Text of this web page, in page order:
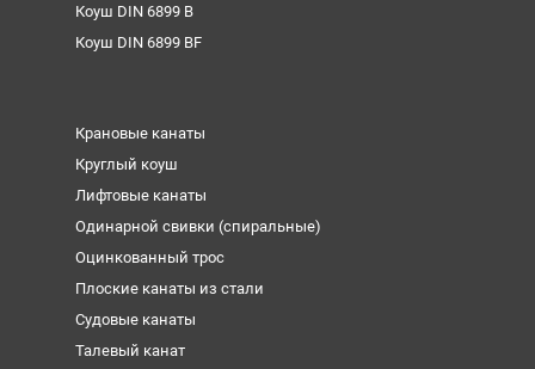
Коуш DIN 6899 B
Коуш DIN 6899 BF
Крановые канаты
Круглый коуш
Лифтовые канаты
Одинарной свивки (спиральные)
Оцинкованный трос
Плоские канаты из стали
Судовые канаты
Талевый канат